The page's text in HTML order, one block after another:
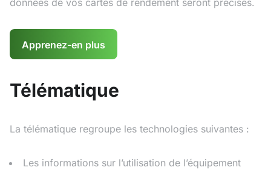
données de vos cartes de rendement seront précises.
Apprenez-en plus
Télématique
La télématique regroupe les technologies suivantes :
Les informations sur l’utilisation de l’équipement